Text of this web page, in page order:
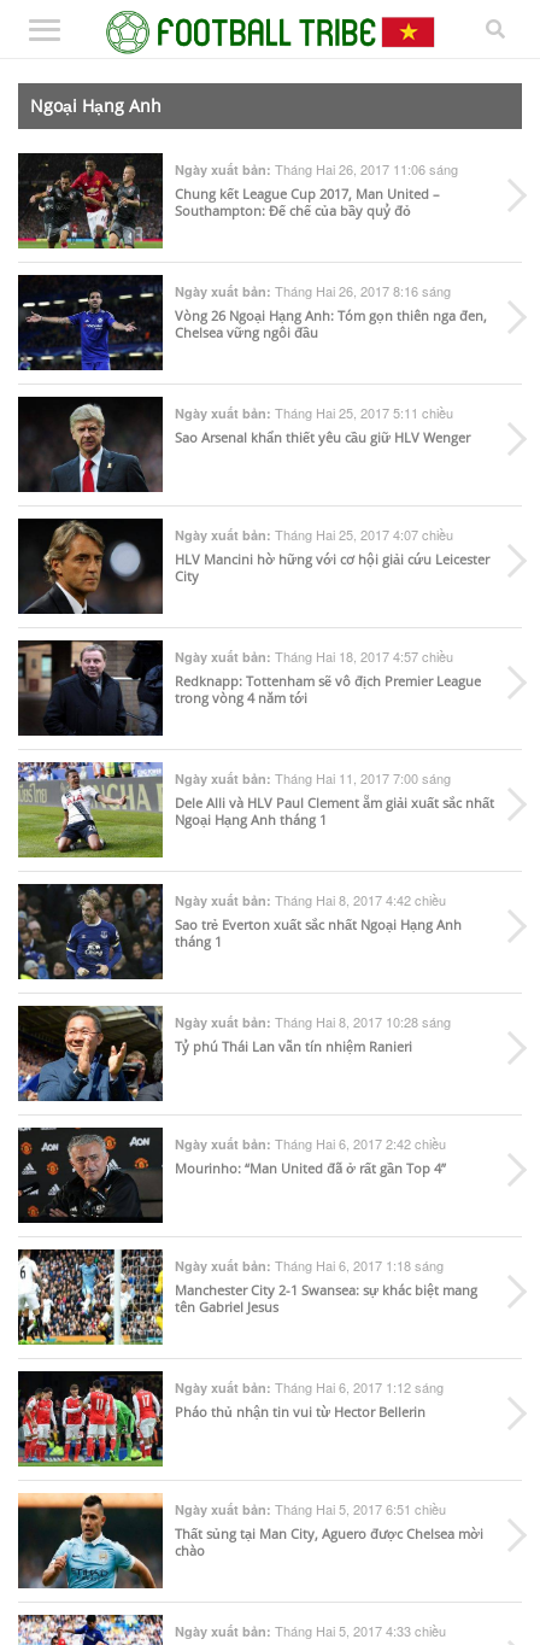
Ngoại Hạng Anh
Ngày xuất bản: Tháng Hai 26, 2017 11:06 sáng
Chung kết League Cup 2017, Man United –
Southampton: Đế chế của bầy quỷ đỏ
Ngày xuất bản: Tháng Hai 26, 2017 8:16 sáng
Vòng 26 Ngoại Hạng Anh: Tóm gọn thiên nga đen,
Chelsea vững ngôi đầu
Ngày xuất bản: Tháng Hai 25, 2017 5:11 chiều
Sao Arsenal khẩn thiết yêu cầu giữ HLV Wenger
Ngày xuất bản: Tháng Hai 25, 2017 4:07 chiều
HLV Mancini hờ hững với cơ hội giải cứu Leicester
City
Ngày xuất bản: Tháng Hai 18, 2017 4:57 chiều
Redknapp: Tottenham sẽ vô địch Premier League
trong vòng 4 năm tới
Ngày xuất bản: Tháng Hai 11, 2017 7:00 sáng
Dele Alli và HLV Paul Clement ẵm giải xuất sắc nhất
Ngoại Hạng Anh tháng 1
Ngày xuất bản: Tháng Hai 8, 2017 4:42 chiều
Sao trẻ Everton xuất sắc nhất Ngoại Hạng Anh
tháng 1
Ngày xuất bản: Tháng Hai 8, 2017 10:28 sáng
Tỷ phú Thái Lan vẫn tín nhiệm Ranieri
Ngày xuất bản: Tháng Hai 6, 2017 2:42 chiều
Mourinho: “Man United đã ở rất gần Top 4”
Ngày xuất bản: Tháng Hai 6, 2017 1:18 sáng
Manchester City 2-1 Swansea: sự khác biệt mang
tên Gabriel Jesus
Ngày xuất bản: Tháng Hai 6, 2017 1:12 sáng
Pháo thủ nhận tin vui từ Hector Bellerin
Ngày xuất bản: Tháng Hai 5, 2017 6:51 chiều
Thất sủng tại Man City, Aguero được Chelsea mời
chào
Ngày xuất bản: Tháng Hai 5, 2017 4:33 chiều